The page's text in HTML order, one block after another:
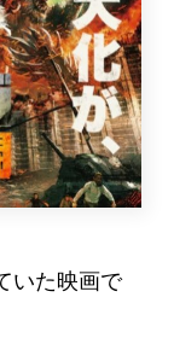
いた映画で